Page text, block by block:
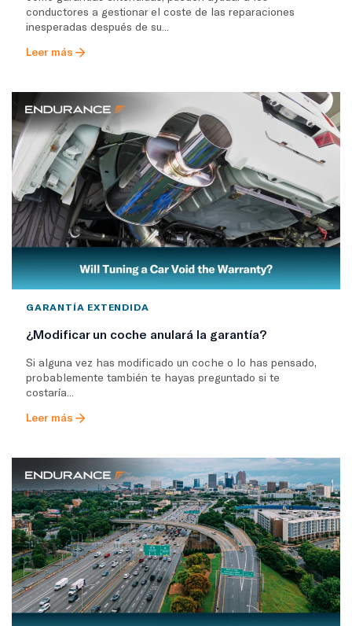
conductores a gestionar el coste de las reparaciones
inesperadas después de su...
Leer más
GARANTÍA EXTENDIDA
¿Modificar un coche anulará la garantía?
Si alguna vez has modificado un coche o lo has pensado,
probablemente también te hayas preguntado si te
costaría...
Leer más